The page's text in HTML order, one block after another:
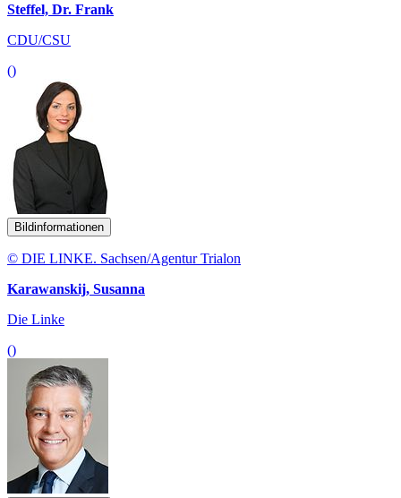
Steffel, Dr. Frank
CDU/CSU
()
Bildinformationen
© DIE LINKE. Sachsen/Agentur Trialon
Karawanskij, Susanna
Die Linke
()